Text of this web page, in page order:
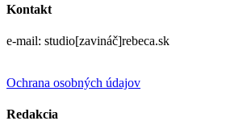
Kontakt
e-mail: studio[zavináč]rebeca.sk
Ochrana osobných údajov
Redakcia